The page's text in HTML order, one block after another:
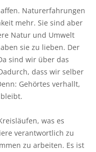
Naturerfahrungen
mehr. Sie sind aber
Natur und Umwelt
sie zu lieben. Der
sind wir über das
dass wir selber
Gehörtes verhallt,
was es
verantwortlich zu
zu arbeiten. Es ist